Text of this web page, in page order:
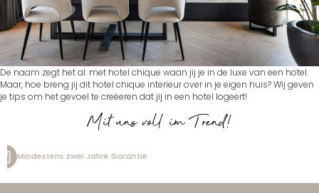
De naam zegt het al: met hotel chique waan jij je in de luxe van een hotel.
Maar, hoe breng jij dit hotel chique interieur over in je eigen huis? Wij geven
je tips om het gevoel te creëeren dat jij in een hotel logeert!
Mit uns voll im Trend!